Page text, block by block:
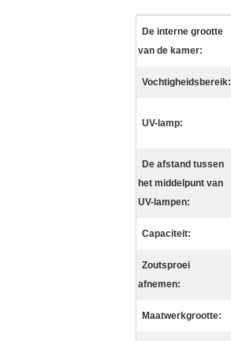
De interne grootte
van de kamer:
Vochtigheidsbereik:
UV-lamp:
De afstand tussen
het middelpunt van
UV-lampen:
Capaciteit:
Zoutsproei
afnemen:
Maatwerkgrootte: